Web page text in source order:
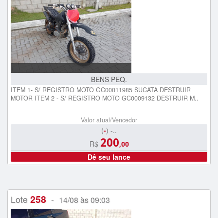
BENS PEQ.
ITEM 1- S/ REGISTRO MOTO GC00011985 SUCATA DESTRUIR
MOTOR ITEM 2 - S/ REGISTRO MOTO GC0009132 DESTRUIR M..
Valor atual/Vencedor
(-) -..
R$ 200,00
Dê seu lance
Lote 258 - 14/08 às 09:03